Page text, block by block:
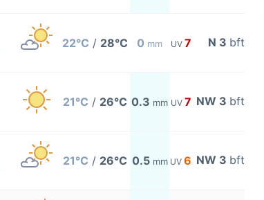
22°C / 28°C 0 mm UV 7 N 3 bft
21°C / 26°C 0.3 mm UV 7 NW 3 bft
21°C / 26°C 0.5 mm UV 6 NW 3 bft